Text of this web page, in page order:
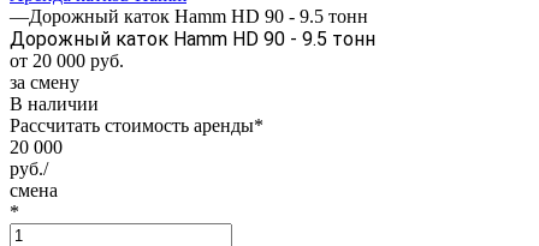
—Дорожный каток Hamm HD 90 - 9.5 тонн
Дорожный каток Hamm HD 90 - 9.5 тонн
от 20 000 руб.
за смену
В наличии
Рассчитать стоимость аренды*
20 000
руб./
смена
*